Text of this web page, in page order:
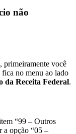
não
primeiramente você
no menu ao lado
da Receita Federal.
“99 – Outros
a opção “05 –